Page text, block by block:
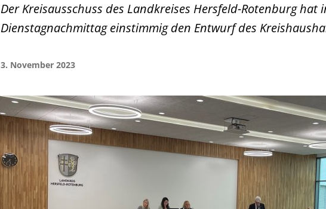
Der Kreisausschuss des Landkreises Hersfeld-Rotenburg hat
Dienstagnachmittag einstimmig den Entwurf des
3. November 2023